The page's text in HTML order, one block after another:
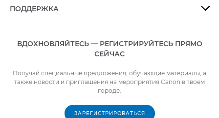
ПОДДЕРЖКА 
ВДОХНОВЛЯЙТЕСЬ — РЕГИСТРИРУЙТЕСЬ ПРЯМО
СЕЙЧАС
Получай специальные предложения, обучающие материалы, а
также новости и приглашения на мероприятия Canon в твоем
городе.
ЗАРЕГИСТРИРОВАТЬСЯ